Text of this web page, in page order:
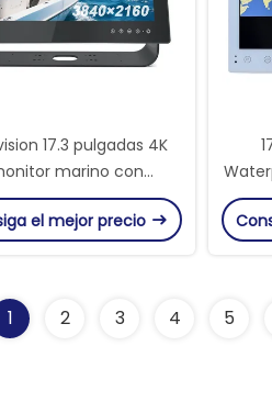
17.3 pulgadas 4K
marino con
a prueba de agua
completo y 1500 Nits
el mejor precio
1500
1 2 3 4 5